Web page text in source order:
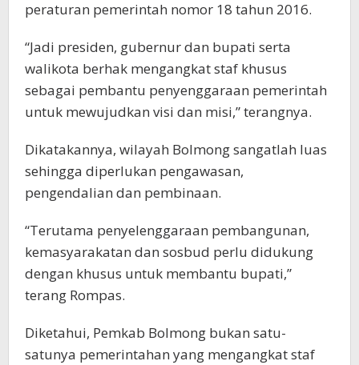
peraturan pemerintah nomor 18 tahun 2016.
“Jadi presiden, gubernur dan bupati serta
walikota berhak mengangkat staf khusus
sebagai pembantu penyenggaraan pemerintah
untuk mewujudkan visi dan misi,” terangnya.
Dikatakannya, wilayah Bolmong sangatlah luas
sehingga diperlukan pengawasan,
pengendalian dan pembinaan.
“Terutama penyelenggaraan pembangunan,
kemasyarakatan dan sosbud perlu didukung
dengan khusus untuk membantu bupati,”
terang Rompas.
Diketahui, Pemkab Bolmong bukan satu-
satunya pemerintahan yang mengangkat staf